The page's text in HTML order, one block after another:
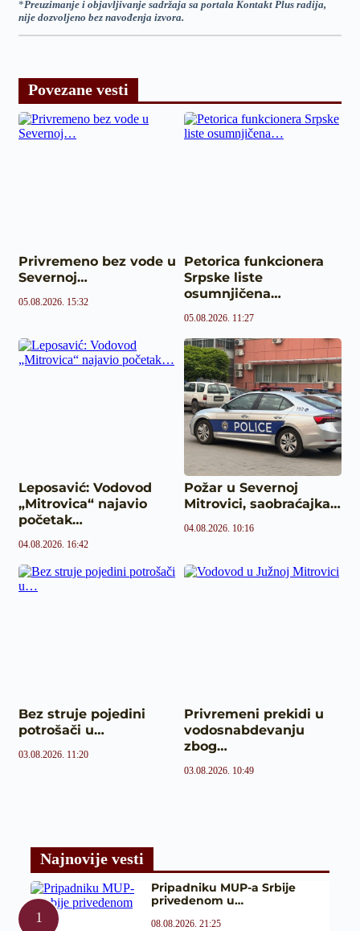
*Preuzimanje i objavljivanje sadržaja sa portala Kontakt Plus radija,
nije dozvoljeno bez navođenja izvora.
Povezane vesti
Privremeno bez vode u
Severnoj…
05.08.2026. 15:32
Petorica funkcionera
Srpske liste
osumnjičena…
05.08.2026. 11:27
Leposavić: Vodovod
„Mitrovica“ najavio
početak…
04.08.2026. 16:42
Požar u Severnoj
Mitrovici, saobraćajka…
04.08.2026. 10:16
Bez struje pojedini
potrošači u…
03.08.2026. 11:20
Privremeni prekidi u
vodosnabdevanju
zbog…
03.08.2026. 10:49
Najnovije vesti
Pripadniku MUP-a Srbije
privedenom u…
08.08.2026. 21:25